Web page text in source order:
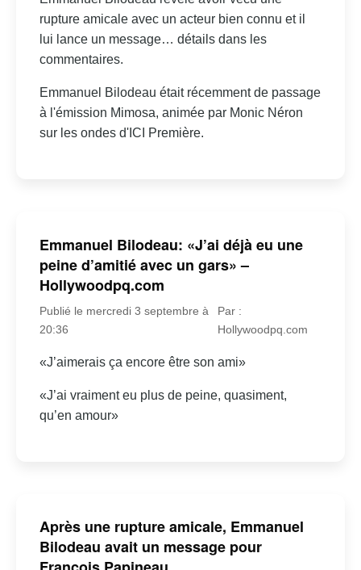
rupture amicale avec un acteur bien connu et il
lui lance un message… détails dans les
commentaires.
Emmanuel Bilodeau était récemment de passage
à l'émission Mimosa, animée par Monic Néron
sur les ondes d'ICI Première.
Emmanuel Bilodeau: «J’ai déjà eu une
peine d’amitié avec un gars» –
Hollywoodpq.com
Publié le mercredi 3 septembre à
20:36
Par :
Hollywoodpq.com
«J’aimerais ça encore être son ami»
«J’ai vraiment eu plus de peine, quasiment,
qu’en amour»
Après une rupture amicale, Emmanuel
Bilodeau avait un message pour